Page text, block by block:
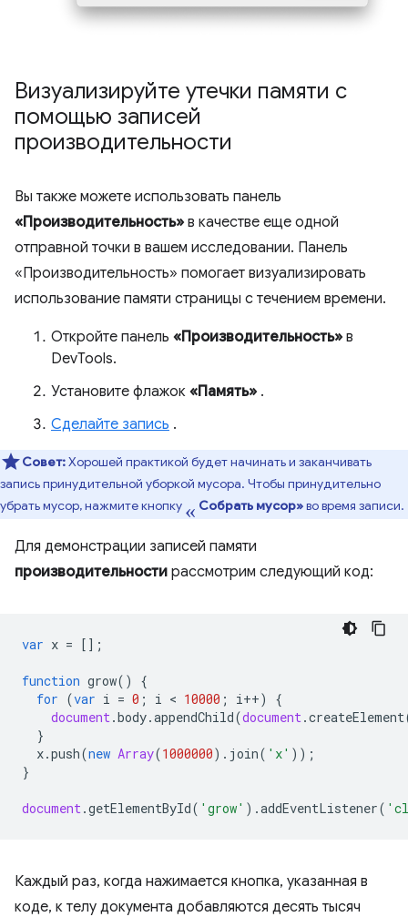
Визуализируйте утечки памяти с
помощью записей
производительности
Вы также можете использовать панель
«Производительность» в качестве еще одной
отправной точки в вашем исследовании. Панель
«Производительность» помогает визуализировать
использование памяти страницы с течением времени.
Откройте панель «Производительность» в
DevTools.
Установите флажок «Память» .
Сделайте запись .
Совет:Хорошей практикой будет начинать и заканчивать
запись принудительной уборкой мусора. Чтобы принудительно
убрать мусор, нажмите кнопку « Собрать мусор»во время записи.
Для демонстрации записей памяти
производительности рассмотрим следующий код:
var x = [];
function grow()
{
for (var i = 0 ; i < 10000 ; i++)
{
document .body.appendChild(document .createElement
}
x.push(new Array(1000000). join( 'x' ));
}
document .getElementById( 'grow' ).addEventListener(
Каждый раз, когда нажимается кнопка, указанная в
коде, к телу документа добавляются десять тысяч